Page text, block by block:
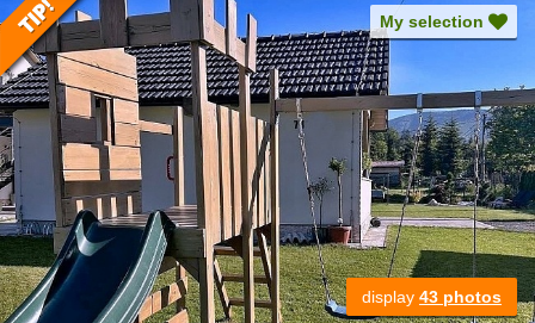
My selection
display 43 photos